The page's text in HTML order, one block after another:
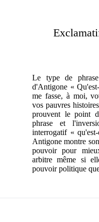
Le type de
d'Antigone «
me fasse, à moi,
vos pauvres
prouvent le point
phrase et
interrogatif «
Antigone montre
pouvoir pour
arbitre même si
pouvoir politique